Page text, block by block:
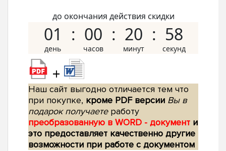
до окончания действия скидки
01 00 20 57
+
Наш сайт выгодно отличается тем что
при покупке, кроме PDF версии Вы в
подарок получаетеработу
преобразованную в WORD - документ и
это предоставляет качественно другие
возможности при работе с документом